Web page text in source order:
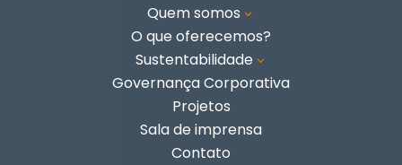
Quem somos 3
O que oferecemos?
Sustentabilidade 3
Governança Corporativa
Projetos
Sala de imprensa
Contato